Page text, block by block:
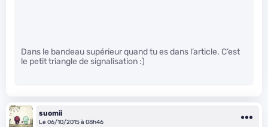
Dans le bandeau supérieur quand tu es dans l’article. C’est
le petit triangle de signalisation :)
suomii
Le 06/10/2015 à 08h46